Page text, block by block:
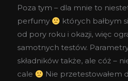
Poza tym – dla mnie to
perfumy
których bałbym
od pory roku i okazji, więc
samotnych testów.
składników także, ale cóż –
cale
Nie przetestowałem